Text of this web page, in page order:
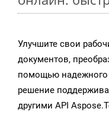
Улучшите свои
документов,
помощью надежного
решение
другими API